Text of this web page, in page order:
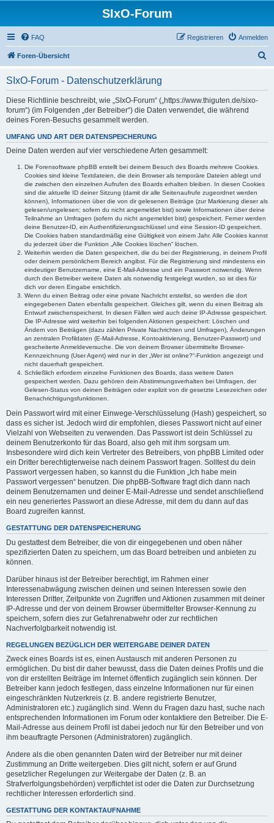
SIxO-Forum
FAQ Anmelden
Registrieren
Foren-Übersicht
SIxO-Forum - Datenschutzerklärung
Diese Richtlinie beschreibt, wie „SIxO-Forum“ („https://www.thiguten.de/sixo-
forum“) (im Folgenden „der Betreiber“) die Daten verwendet, die während
deines Foren-Besuchs gesammelt werden.
UMFANG UND ART DER DATENSPEICHERUNG
Deine Daten werden auf vier verschiedene Arten gesammelt:
Die Forensoftware phpBB erstellt bei deinem Besuch des Boards mehrere Cookies.
Cookies sind kleine Textdateien, die dein Browser als temporäre Dateien ablegt und
die zwischen den einzelnen Aufrufen des Boards erhalten bleiben. In diesen Cookies
sind die aktuelle ID deiner Sitzung (damit dir alle Seitenaufrufe zugeordnet werden
können), Informationen über die von dir gelesenen Beiträge (zur Markierung dieser als
gelesen/ungelesen; sofern du nicht angemeldet bist) sowie Informationen über deine
Teilnahme an Umfragen (sofern du nicht angemeldet bist) gespeichert. Ferner werden
deine Benutzer-ID, ein Authentifizierungsschlüssel und eine Session-ID gespeichert.
Die Cookies haben standardmäßig eine Gültigkeit von einem Jahr. Alle Cookies kannst
du jederzeit über die Funktion „Alle Cookies löschen“ löschen.
Weiterhin werden die Daten gespeichert, die du bei der Registrierung, in deinem Profil
oder deinem persönlichem Bereich angibst. Für die Registrierung sind mindestens ein
eindeutiger Benutzername, eine E-Mail-Adresse und ein Passwort notwendig. Wenn
durch den Betreiber weitere Daten als notwendig festgelegt wurden, so ist dies für
dich vor deren Eingabe ersichtlich.
Wenn du einen Beitrag oder eine private Nachricht erstellst, so werden die dort
eingegebenen Daten ebenfalls gespeichert. Gleiches gilt, wenn du einen Beitrag als
Entwurf zwischenspeicherst. In diesen Fällen wird auch deine IP-Adresse gespeichert.
Die IP-Adresse wird weiterhin bei folgenden Aktionen gespeichert: Löschen und
Ändern von Beiträgen (dazu zählen Private Nachrichten und Umfragen), Änderungen
an zentralen Profildaten (E-Mail-Adresse, Kontoaktivierung, Benutzer-Passwort) und
gescheiterte Anmeldeversuche. Die von deinem Browser übermittelte Browser-
Kennzeichnung (User Agent) wird nur in der „Wer ist online?“-Funktion angezeigt und
nicht dauerhaft gespeichert.
Schließlich erfordern einzelne Funktionen des Boards, dass weitere Daten
gespeichert werden. Dazu gehören dein Abstimmungsverhalten bei Umfragen, der
Gelesen-Status von deinen Beiträgen oder explizit von dir gesetzte Lesezeichen oder
Benachrichtigungsfunktionen.
Dein Passwort wird mit einer Einwege-Verschlüsselung (Hash) gespeichert, so
dass es sicher ist. Jedoch wird dir empfohlen, dieses Passwort nicht auf einer
Vielzahl von Webseiten zu verwenden. Das Passwort ist dein Schlüssel zu
deinem Benutzerkonto für das Board, also geh mit ihm sorgsam um.
Insbesondere wird dich kein Vertreter des Betreibers, von phpBB Limited oder
ein Dritter berechtigterweise nach deinem Passwort fragen. Solltest du dein
Passwort vergessen haben, so kannst du die Funktion „Ich habe mein
Passwort vergessen“ benutzen. Die phpBB-Software fragt dich dann nach
deinem Benutzernamen und deiner E-Mail-Adresse und sendet anschließend
ein neu generiertes Passwort an diese Adresse, mit dem du dann auf das
Board zugreifen kannst.
GESTATTUNG DER DATENSPEICHERUNG
Du gestattest dem Betreiber, die von dir eingegebenen und oben näher
spezifizierten Daten zu speichern, um das Board betreiben und anbieten zu
können.
Darüber hinaus ist der Betreiber berechtigt, im Rahmen einer
Interessenabwägung zwischen deinen und seinen Interessen sowie den
Interessen Dritter, Zeitpunkte von Zugriffen und Aktionen zusammen mit deiner
IP-Adresse und der von deinem Browser übermittelter Browser-Kennung zu
speichern, sofern dies zur Gefahrenabwehr oder zur rechtlichen
Nachverfolgbarkeit notwendig ist.
REGELUNGEN BEZÜGLICH DER WEITERGABE DEINER DATEN
Zweck eines Boards ist es, einen Austausch mit anderen Personen zu
ermöglichen. Du bist dir daher bewusst, dass die Daten deines Profils und die
von dir erstellten Beiträge im Internet öffentlich zugänglich sein können. Der
Betreiber kann jedoch festlegen, dass einzelne Informationen nur für einen
eingeschränkten Nutzerkreis (z. B. andere registrierte Benutzer,
Administratoren etc.) zugänglich sind. Wenn du Fragen dazu hast, suche nach
entsprechenden Informationen im Forum oder kontaktiere den Betreiber. Die E-
Mail-Adresse aus deinem Profil ist dabei jedoch nur für den Betreiber und von
ihm beauftragte Personen (Administratoren) zugänglich.
Andere als die oben genannten Daten wird der Betreiber nur mit deiner
Zustimmung an Dritte weitergeben. Dies gilt nicht, sofern er auf Grund
gesetzlicher Regelungen zur Weitergabe der Daten (z. B. an
Strafverfolgungsbehörden) verpflichtet ist oder die Daten zur Durchsetzung
rechtlicher Interessen erforderlich sind.
GESTATTUNG DER KONTAKTAUFNAHME